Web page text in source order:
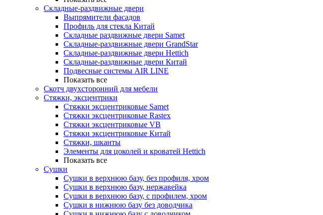
Складные-раздвижные двери
Выпрямители фасадов
Профиль для стекла Китай
Складные раздвижные двери Samet
Складные-раздвижные двери GrandStar
Складные-раздвижные двери Hettich
Складные-раздвижные двери Китай
Подвесные системы AIR LINE
Показать все
Скотч двухсторонний для мебели
Стяжки, эксцентрики
Cтяжки эксцентриковые Samet
Стяжки эксцентриковые Rastex
Стяжки эксцентриковые VB
Стяжки эксцентриковые Китай
Стяжки, шканты
Элементы для цоколей и кроватей Hettich
Показать все
Сушки
Сушки в верхнюю базу, без профиля, хром
Сушки в верхнюю базу, нержавейка
Сушки в верхнюю базу, с профилем, хром
Сушки в нижнюю базу без доводчика